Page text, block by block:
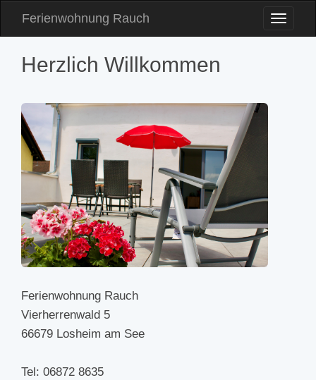
Toggle
Ferienwohnung Rauch
Herzlich Willkommen
Ferienwohnung Rauch
Vierherrenwald 5
66679 Losheim am See
Tel: 06872 8635